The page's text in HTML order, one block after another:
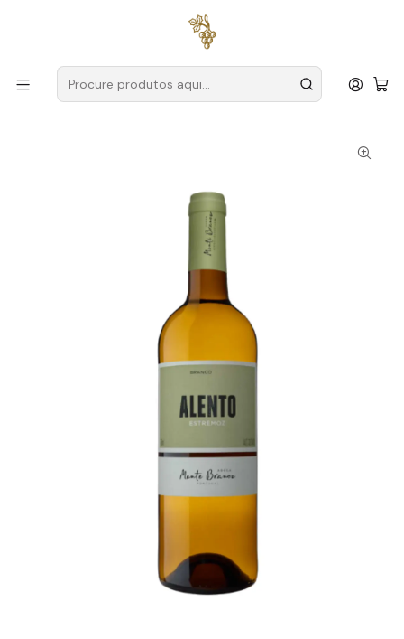
para encomendas a partir de
Produtores Alentejo
Adega do Monte Branco
Alento 2025 Alentejo Branco 75cl